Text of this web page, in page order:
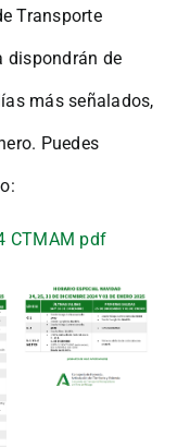
Transporte
dispondrán de
más señalados,
Puedes
CTMAM pdf